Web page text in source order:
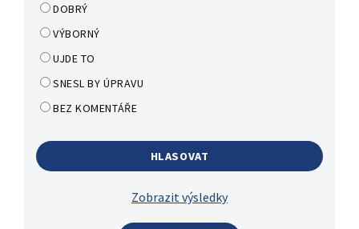
DOBRÝ
VÝBORNÝ
UJDE TO
SNESL BY ÚPRAVU
BEZ KOMENTÁŘE
Zobrazit výsledky